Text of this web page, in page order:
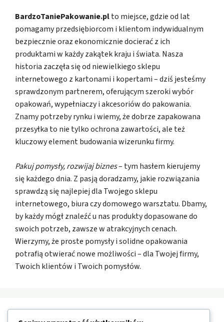
BardzoTaniePakowanie.plto miejsce, gdzie od lat
pomagamy przedsiębiorcom i klientom indywidualnym
bezpiecznie oraz ekonomicznie docierać z ich
produktami w każdy zakątek kraju i świata. Nasza
historia zaczęła się od niewielkiego sklepu
internetowego z kartonami i kopertami – dziś jesteśmy
sprawdzonym partnerem, oferującym szeroki wybór
opakowań, wypełniaczy i akcesoriów do pakowania.
Znamy potrzeby rynku i wiemy, że dobrze zapakowana
przesyłka to nie tylko ochrona zawartości, ale też
kluczowy element budowania wizerunku firmy.
Pakuj pomysły, rozwijaj biznes– tym hasłem kierujemy
się każdego dnia. Z pasją doradzamy, jakie rozwiązania
sprawdzą się najlepiej dla Twojego sklepu
internetowego, biura czy domowego warsztatu. Dbamy,
by każdy mógł znaleźć u nas produkty dopasowane do
swoich potrzeb, zawsze w atrakcyjnych cenach.
Wierzymy, że proste pomysły i solidne opakowania
potrafią otwierać nowe możliwości – dla Twojej firmy,
Twoich klientów i Twoich pomysłów.